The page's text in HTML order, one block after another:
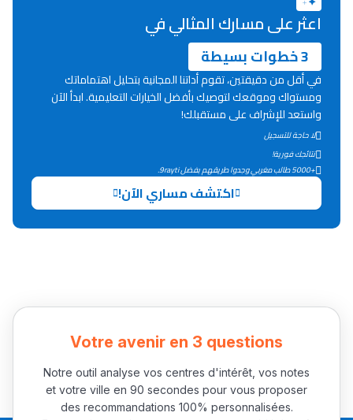
دليل المهن
ما يزيد عن 149 مهنة
دليل التوجيه
التوجيه بالثانوي و الإعدادي
باش تقدر تساعد الناس
يلقاو التوازن من الدّاخل
اعثر على مسارك المثالي في
3 خطوات بسيطة
في أقل من دقيقتين، تقوم أداتنا المجانية بتحليل اهتماماتك
ومستواك وموقعك لتوصيك بأفضل الخيارات التعليمية. ابدأ الآن
واستعد للإشراف على مستقبلك!
لا حاجة للتسجيل
نتائجك فورية!
+5000 طالب مغربي وجدوا طريقهم بفضل 9rayti.
اكتشف مساري الآن!
Votre avenir en 3 questions
Notre outil analyse vos centres d'intérêt, vos notes
et votre ville en 90 secondes pour vous proposer
des recommandations 100% personnalisées.